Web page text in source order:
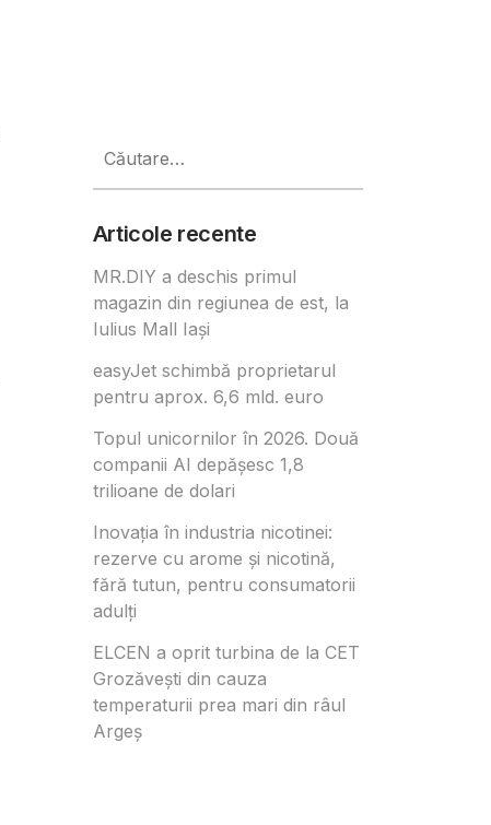
după:
Articole recente
MR.DIY a deschis primul
magazin din regiunea de est, la
Iulius Mall Iași
easyJet schimbă proprietarul
pentru aprox. 6,6 mld. euro
Topul unicornilor în 2026. Două
companii AI depășesc 1,8
trilioane de dolari
Inovația în industria nicotinei:
rezerve cu arome și nicotină,
fără tutun, pentru consumatorii
adulți
ELCEN a oprit turbina de la CET
Grozăvești din cauza
temperaturii prea mari din râul
Argeș